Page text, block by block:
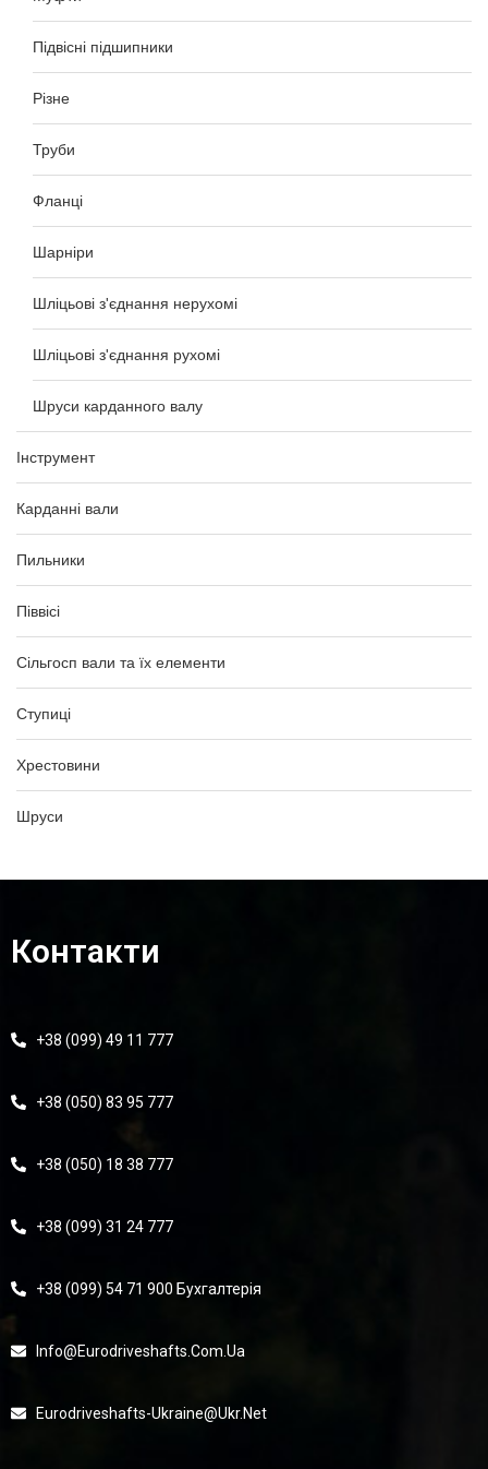
Підвісні підшипники
Різне
Труби
Фланці
Шарніри
Шліцьові з'єднання нерухомі
Шліцьові з'єднання рухомі
Шруси карданного валу
Інструмент
Карданні вали
Пильники
Піввісі
Сільгосп вали та їх елементи
Ступиці
Хрестовини
Шруси
Контакти
+38 (099) 49 11 777
+38 (050) 83 95 777
+38 (050) 18 38 777
+38 (099) 31 24 777
+38 (099) 54 71 900 Бухгалтерія
Info@eurodriveshafts.com.ua
Eurodriveshafts-Ukraine@ukr.net